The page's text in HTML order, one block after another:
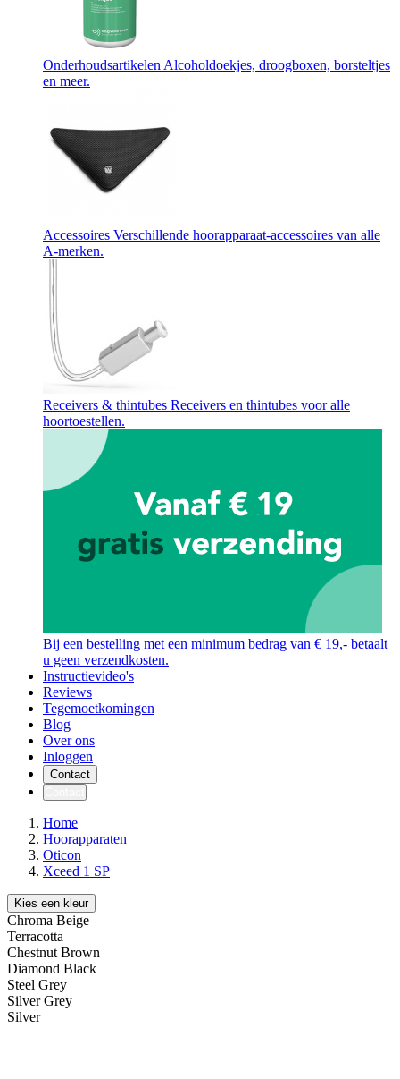
Onderhoudsartikelen Alcoholdoekjes, droogboxen, borsteltjes
en meer.
Accessoires Verschillende hoorapparaat-accessoires van alle
A-merken.
Receivers & thintubes Receivers en thintubes voor alle
hoortoestellen.
Bij een bestelling met een minimum bedrag van € 19,- betaalt
u geen verzendkosten.
Instructievideo's
Reviews
Tegemoetkomingen
Blog
Over ons
Inloggen
Contact
Home
Hoorapparaten
Oticon
Xceed 1 SP
Kies een kleur
Chroma Beige
Terracotta
Chestnut Brown
Diamond Black
Steel Grey
Silver Grey
Silver